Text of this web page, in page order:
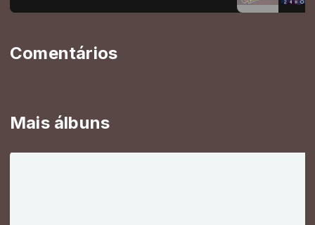
Mais álbuns
Comentários